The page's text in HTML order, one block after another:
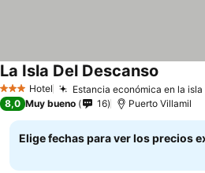
3 Estrellas
Hotel Estancia económica en la isla
La Isla Del Descanso
8,0 Muy bueno 16 Puerto Villamil
Elige fechas para ver los precios